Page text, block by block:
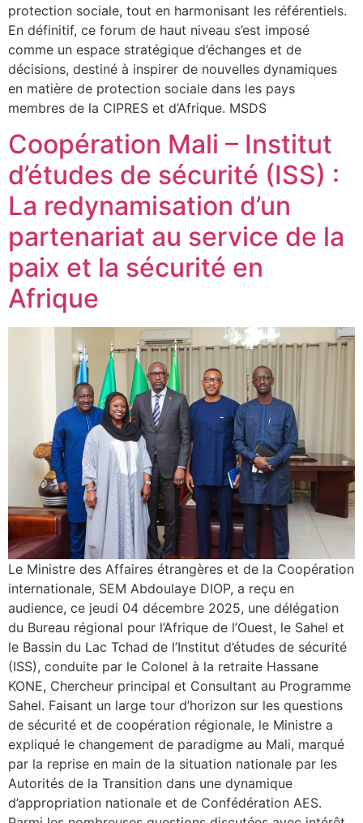
protection sociale, tout en harmonisant les référentiels.
En définitif, ce forum de haut niveau s’est imposé
comme un espace stratégique d’échanges et de
décisions, destiné à inspirer de nouvelles dynamiques
en matière de protection sociale dans les pays
membres de la CIPRES et d’Afrique. MSDS
Coopération Mali – Institut
d’études de sécurité (ISS) :
La redynamisation d’un
partenariat au service de la
paix et la sécurité en
Afrique
Le Ministre des Affaires étrangères et de la Coopération
internationale, SEM Abdoulaye DIOP, a reçu en
audience, ce jeudi 04 décembre 2025, une délégation
du Bureau régional pour l’Afrique de l’Ouest, le Sahel et
le Bassin du Lac Tchad de l’Institut d’études de sécurité
(ISS), conduite par le Colonel à la retraite Hassane
KONE, Chercheur principal et Consultant au Programme
Sahel. Faisant un large tour d’horizon sur les questions
de sécurité et de coopération régionale, le Ministre a
expliqué le changement de paradigme au Mali, marqué
par la reprise en main de la situation nationale par les
Autorités de la Transition dans une dynamique
d’appropriation nationale et de Confédération AES.